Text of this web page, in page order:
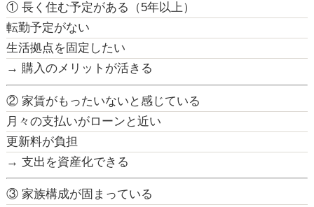
① 長く住む予定がある（5年以上）
転勤予定がない
生活拠点を固定したい
→ 購入のメリットが活きる
② 家賃がもったいないと感じている
月々の支払いがローンと近い
更新料が負担
→ 支出を資産化できる
③ 家族構成が固まっている